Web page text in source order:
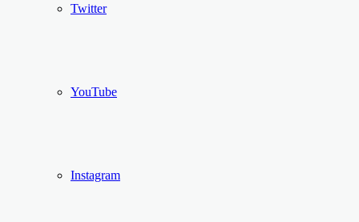
Twitter
YouTube
Instagram